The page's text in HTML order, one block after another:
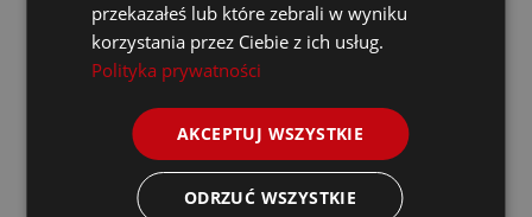
Opona całoroczna
przekazałeś lub które zebrali w wyniku
korzystania przez Ciebie z ich usług.
Polityka prywatności
AKCEPTUJ WSZYSTKIE
ODRZUĆ WSZYSTKIE